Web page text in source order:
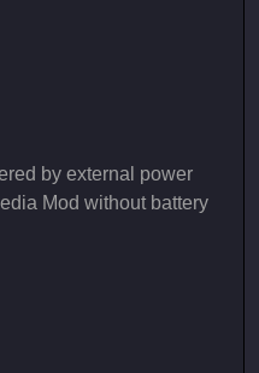
by external power
Mod without battery